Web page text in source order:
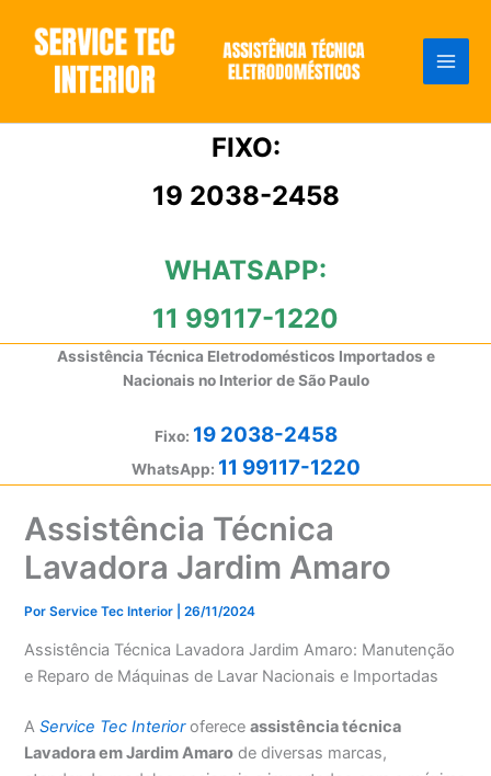
conteúdo
FIXO:
19 2038-2458
WHATSAPP:
11 99117-1220
Assistência Técnica Eletrodomésticos Importados e
Nacionais no Interior de São Paulo
Fixo: 19 2038-2458
WhatsApp: 11 99117-1220
Assistência Técnica
Lavadora Jardim Amaro
PorService Tec Interior |26/11/2024
Assistência Técnica Lavadora Jardim Amaro: Manutenção
e Reparo de Máquinas de Lavar Nacionais e Importadas
AService Tec Interiorofereceassistência técnica
Lavadora em Jardim Amaro de diversas marcas,